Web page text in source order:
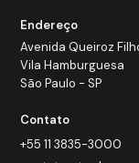
Endereço
Avenida Queiroz
Vila Hamburguesa
São Paulo - SP
Contato
+55 11 3835-3000